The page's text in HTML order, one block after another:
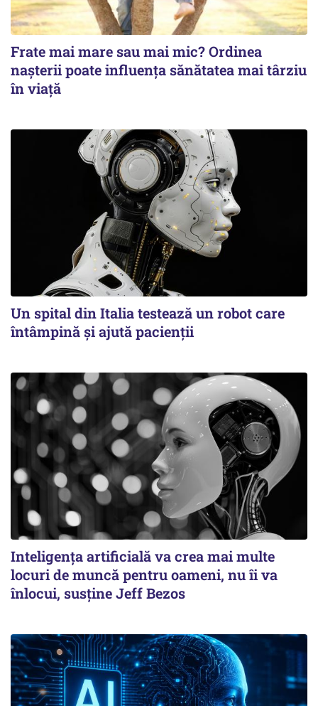
Frate mai mare sau mai mic? Ordinea
nașterii poate influența sănătatea mai târziu
în viață
Un spital din Italia testează un robot care
întâmpină și ajută pacienții
Inteligența artificială va crea mai multe
locuri de muncă pentru oameni, nu îi va
înlocui, susține Jeff Bezos